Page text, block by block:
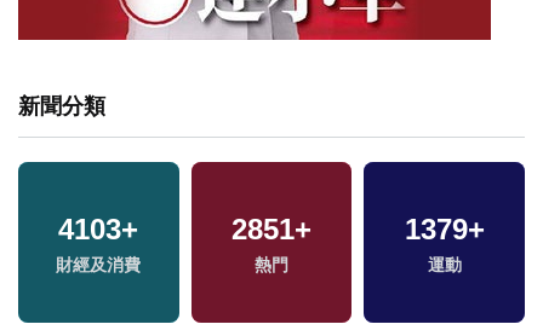
新聞分類
4103+
財經及消費
2851+
熱門
1379+
運動